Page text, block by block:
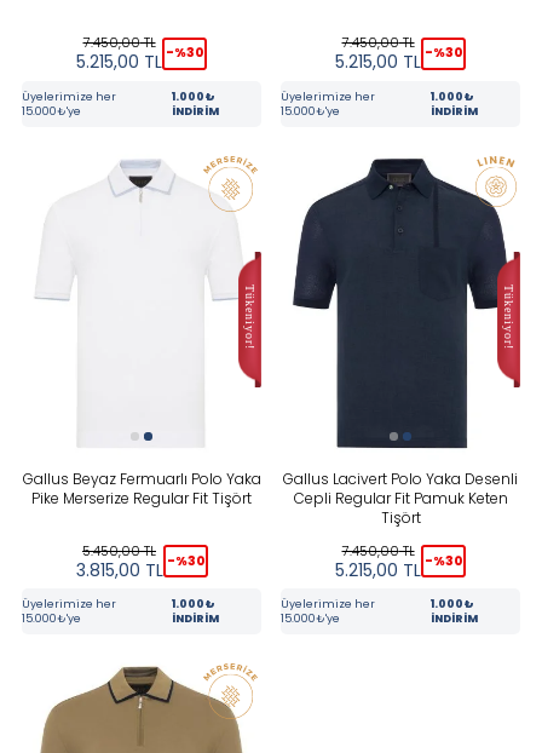
7.450,00TL
5.215,00 TL -%30
Üyelerimize her
15.000₺'ye
1.000₺
İNDİRİM
7.450,00TL
5.215,00 TL -%30
Üyelerimize her
15.000₺'ye
1.000₺
İNDİRİM
Gallus Beyaz Fermuarlı Polo Yaka
Pike Merserize Regular Fit Tişört
5.450,00TL
3.815,00 TL -%30
Üyelerimize her
15.000₺'ye
1.000₺
İNDİRİM
Gallus Lacivert Polo Yaka Desenli
Cepli Regular Fit Pamuk Keten
Tişört
7.450,00TL
5.215,00 TL -%30
Üyelerimize her
15.000₺'ye
1.000₺
İNDİRİM